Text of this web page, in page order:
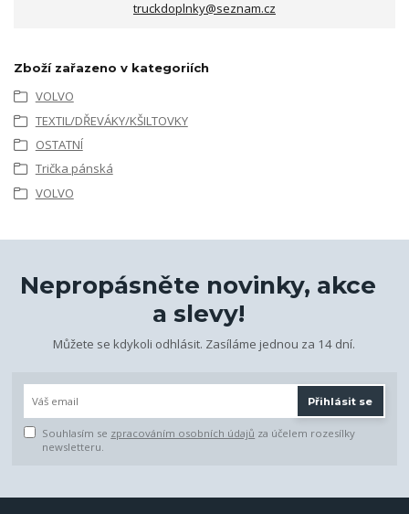
truckdoplnky@seznam.cz
Zboží zařazeno v kategoriích
VOLVO
TEXTIL/DŘEVÁKY/KŠILTOVKY
OSTATNÍ
Trička pánská
VOLVO
Nepropásněte novinky, akce
a slevy!
Můžete se kdykoli odhlásit. Zasíláme jednou za 14 dní.
Přihlásit se
Souhlasím se zpracováním osobních údajů za účelem rozesílky
newsletteru.